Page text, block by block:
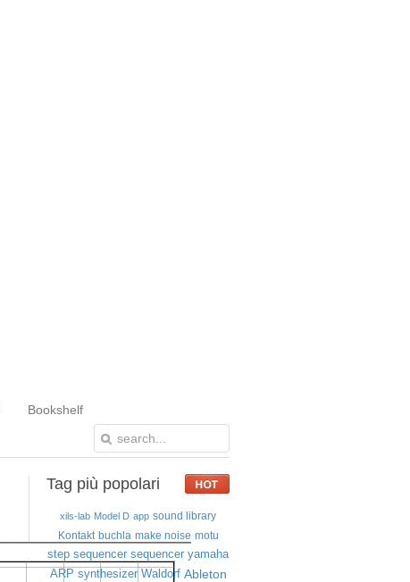
Bookshelf
Tag più popolari
xils-lab Model D app sound library
Kontakt buchla make noise motu
step sequencer sequencer yamaha
ARP synthesizer Waldorf Ableton